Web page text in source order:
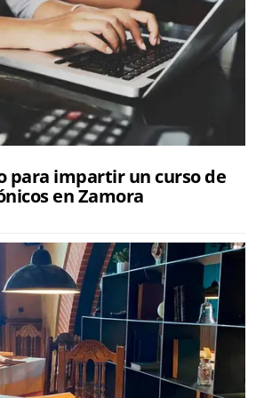
para impartir un curso de
en Zamora